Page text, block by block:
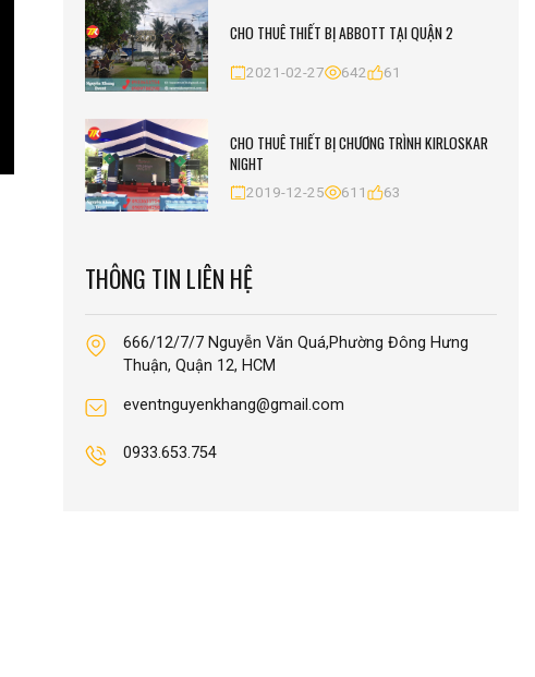
CHO THUÊ THIẾT BỊ ABBOTT TẠI QUẬN 2
2021-02-27 642 61
CHO THUÊ THIẾT BỊ CHƯƠNG TRÌNH KIRLOSKAR
NIGHT
2019-12-25 611 63
THÔNG TIN LIÊN HỆ
666/12/7/7 Nguyễn Văn Quá,Phường Đông Hưng
Thuận, Quận 12, HCM
eventnguyenkhang@gmail.com
0933.653.754